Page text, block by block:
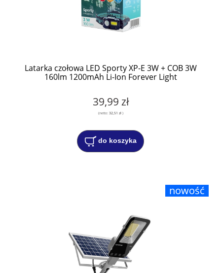
Latarka czołowa LED Sporty XP-E 3W + COB 3W
160lm 1200mAh Li-Ion Forever Light
39,99 zł
(netto: 32,51 zł)
do koszyka
nowość